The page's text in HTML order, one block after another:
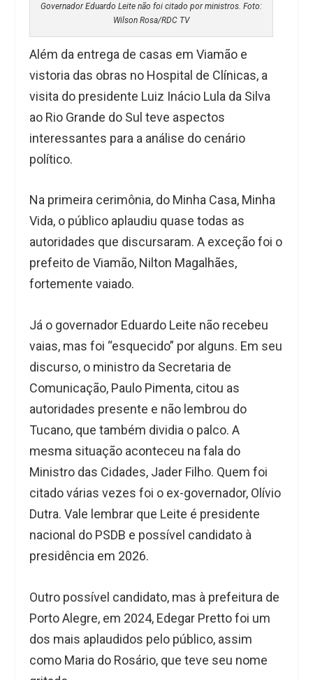
Governador Eduardo Leite não foi citado por ministros. Foto:
Wilson Rosa/RDC TV
Além da entrega de casas em Viamão e
vistoria das obras no Hospital de Clínicas, a
visita do presidente Luiz Inácio Lula da Silva
ao Rio Grande do Sul teve aspectos
interessantes para a análise do cenário
político.
Na primeira cerimônia, do Minha Casa, Minha
Vida, o público aplaudiu quase todas as
autoridades que discursaram. A exceção foi o
prefeito de Viamão, Nilton Magalhães,
fortemente vaiado.
Já o governador Eduardo Leite não recebeu
vaias, mas foi “esquecido” por alguns. Em seu
discurso, o ministro da Secretaria de
Comunicação, Paulo Pimenta, citou as
autoridades presente e não lembrou do
Tucano, que também dividia o palco. A
mesma situação aconteceu na fala do
Ministro das Cidades, Jader Filho. Quem foi
citado várias vezes foi o ex-governador, Olívio
Dutra. Vale lembrar que Leite é presidente
nacional do PSDB e possível candidato à
presidência em 2026.
Outro possível candidato, mas à prefeitura de
Porto Alegre, em 2024, Edegar Pretto foi um
dos mais aplaudidos pelo público, assim
como Maria do Rosário, que teve seu nome